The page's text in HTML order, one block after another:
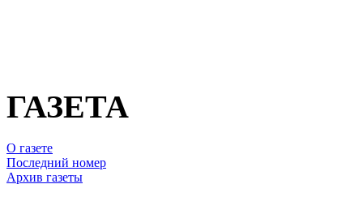
ГАЗЕТА
О газете
Последний номер
Архив газеты